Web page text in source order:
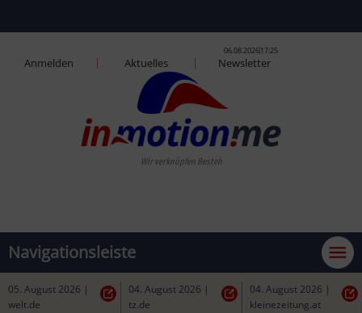
06.08.202617:25
Anmelden Aktuelles Newsletter
dire
Navigationsleiste
05. August 2026 |
welt.de
04. August 2026 |
tz.de
04. August 2026 |
kleinezeitung.at